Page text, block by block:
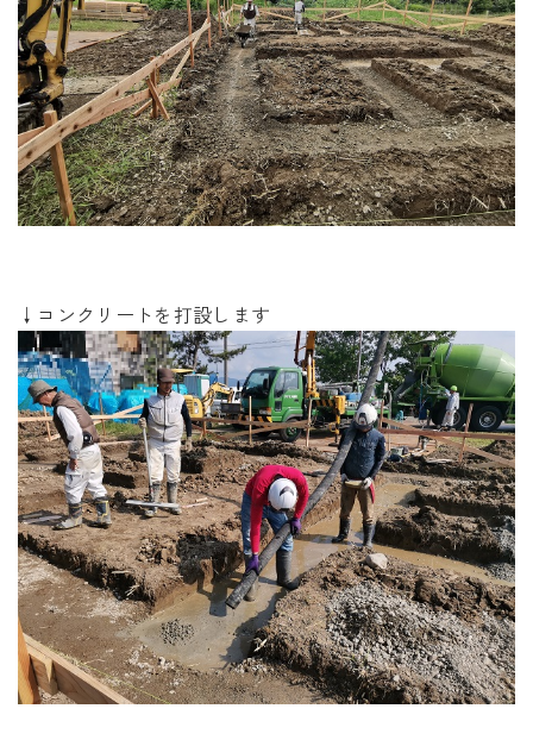
↓コンクリートを打設します